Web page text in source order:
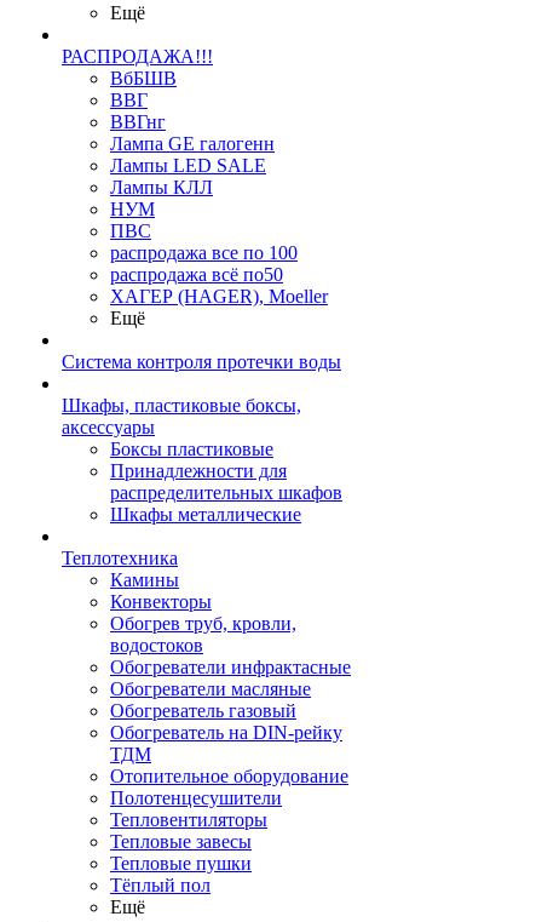
Ещё
РАСПРОДАЖА!!!
ВбБШВ
ВВГ
ВВГнг
Лампа GE галогенн
Лампы LED SALE
Лампы КЛЛ
НУМ
ПВС
распродажа все по 100
распродажа всё по50
ХАГЕР (HAGER), Moeller
Ещё
Система контроля протечки воды
Шкафы, пластиковые боксы,
аксессуары
Боксы пластиковые
Принадлежности для
распределительных шкафов
Шкафы металлические
Теплотехника
Камины
Конвекторы
Обогрев труб, кровли,
водостоков
Обогреватели инфрактасные
Обогреватели масляные
Обогреватель газовый
Обогреватель на DIN-рейку
ТДМ
Отопительное оборудование
Полотенцесушители
Тепловентиляторы
Тепловые завесы
Тепловые пушки
Тёплый пол
Ещё